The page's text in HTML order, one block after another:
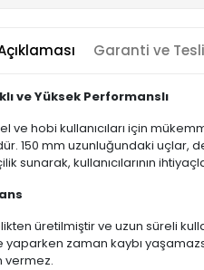
Garanti ve
ve Yüksek Performanslı
ve hobi kullanıcıları için
150 mm uzunluğundaki uçlar,
kullanıcılarının
üretilmiştir ve uzun süreli
zaman kaybı
vermez.